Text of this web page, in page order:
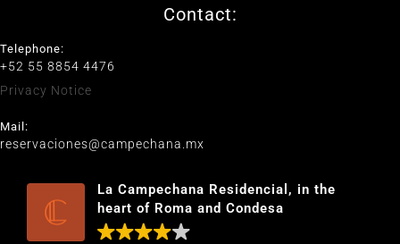
Contact:
Telephone:
+52 55 8854 4476
Privacy Notice
Mail:
reservaciones@campechana.mx
La Campechana Residencial, in the
heart of Roma and Condesa